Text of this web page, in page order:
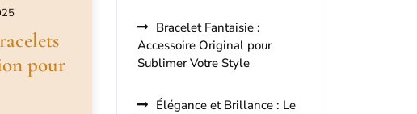
pour
Bracelet Fantaisie :
Accessoire Original pour
Sublimer Votre Style
Élégance et Brillance : Le